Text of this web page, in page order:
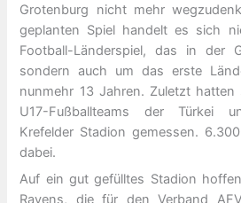
Grotenburg nicht mehr
geplanten Spiel handelt es sich
Football-Länderspiel, das in der
sondern auch um das erste
nunmehr 13 Jahren. Zuletzt
U17-Fußballteams der Türkei
Krefelder Stadion gemessen.
dabei.
Auf ein gut gefülltes Stadion
Ravens, die für den Verband